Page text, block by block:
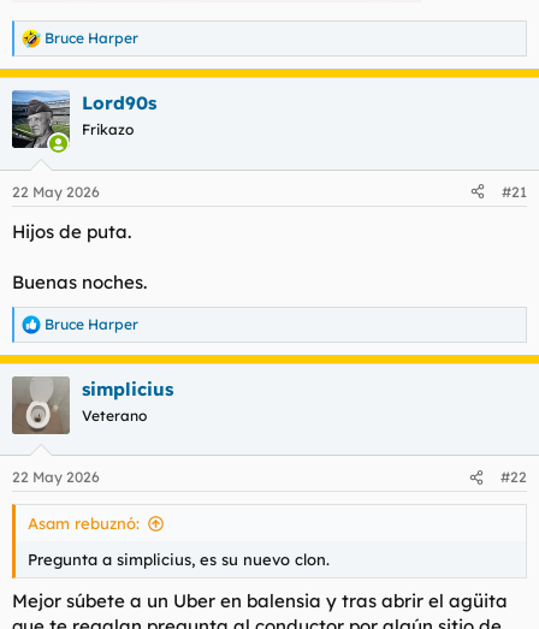
R
e
a
c
c
i
e
:
Bruce Harper
Lord90s
Frikazo
22 May 2026 #21
Hijos de puta.
Buenas noches.
R
e
a
c
e
s
Bruce Harper
simplicius
Veterano
22 May 2026 #22
Asam rebuznó:
Pregunta a simplicius, es su nuevo clon.
Mejor súbete a un Uber en balensia y tras abrir el agüita